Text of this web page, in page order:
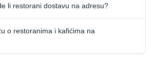
li restorani dostavu na adresu?
o restoranima i kafićima na